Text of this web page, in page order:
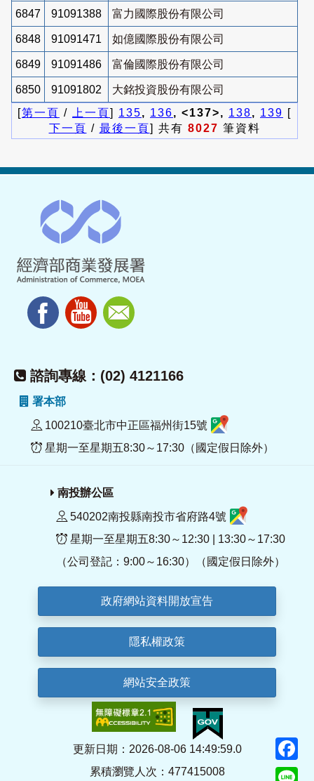
6847 91091388 富力國際股份有限公司
6848 91091471 如億國際股份有限公司
6849 91091486 富倫國際股份有限公司
6850 91091802
大銘投資股份有限公司
[第一頁 / 上一頁] 135, 136, <137>, 138, 139 [
下一頁 / 最後一頁] 共有 8027 筆資料
諮詢專線：(02) 4121166
署本部
100210臺北市中正區福州街15號
星期一至星期五8:30～17:30（國定假日除外）
南投辦公區
540202南投縣南投市省府路4號
星期一至星期五8:30～12:30 | 13:30～17:30
（公司登記：9:00～16:30）（國定假日除外）
政府網站資料開放宣告
隱私權政策
網站安全政策
更新日期：2026-08-06 14:49:59.0
累積瀏覽人次：477415008